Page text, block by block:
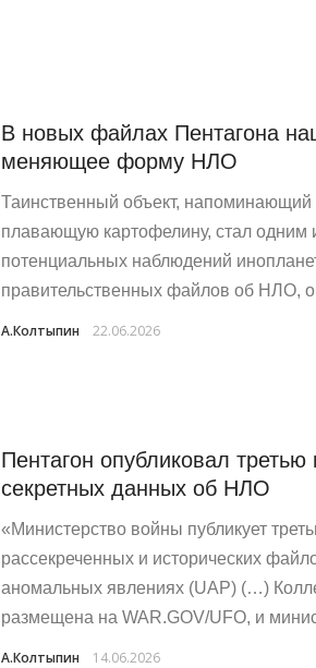
В новых файлах Пентагона
меняющее форму НЛО
Таинственный объект, напоминающий
плавающую картофелину, стал одним
потенциальных наблюдений
правительственных файлов об НЛО,
А.Колтыпин 22.06.2026
Пентагон опубликовал
секретных данных об НЛО
«Министерство войны публикует
рассекреченных и исторических
аномальных явлениях (UAP) (…)
размещена на WAR.GOV/UFO, и
А.Колтыпин 14.06.2026